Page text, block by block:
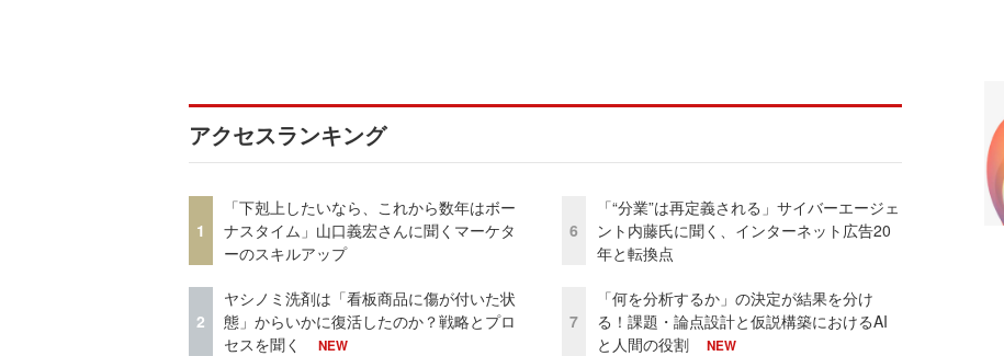
アクセスランキング
1
「下剋上したいなら、これから数年はボー
ナスタイム」山口義宏さんに聞くマーケタ
ーのスキルアップ
2
ヤシノミ洗剤は「看板商品に傷が付いた状
態」からいかに復活したのか？戦略とプロ
セスを聞く
NEW
6
「“分業”は再定義される」サイバーエージェ
ント内藤氏に聞く、インターネット広告20
年と転換点
7
「何を分析するか」の決定が結果を分け
る！課題・論点設計と仮説構築におけるAI
と人間の役割
NEW